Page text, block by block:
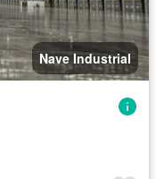
Nave Industrial